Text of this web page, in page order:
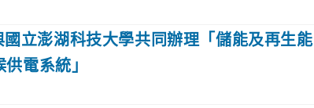
立澎湖科技大學共同辦理「儲能及再生能
電系統」